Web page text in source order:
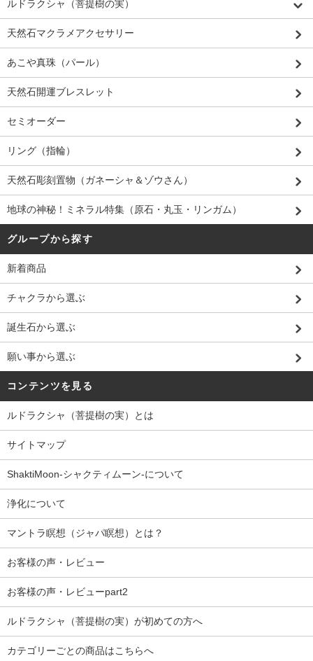
ルドラクシャ（菩提樹の実）
天然石マクラメアクセサリー
あこや真珠（パール）
天然石開運ブレスレット
セミオーダー
リング（指輪）
天然石彫刻置物（ガネーシャ＆ゾウさん）
地球の神秘！ミネラル特集（原石・丸玉・リンガム）
グループから探す
新着商品
チャクラから選ぶ
誕生石から選ぶ
願い事から選ぶ
コンテンツを見る
ルドラクシャ（菩提樹の実）とは
サイトマップ
ShaktiMoon-シャクティムーン-について
浄化について
マントラ瞑想（ジャパ瞑想）とは？
お客様の声・レビュー
お客様の声・レビューpart2
ルドラクシャ（菩提樹の実）が初めての方へ
カテゴリーごとの商品はこちらへ